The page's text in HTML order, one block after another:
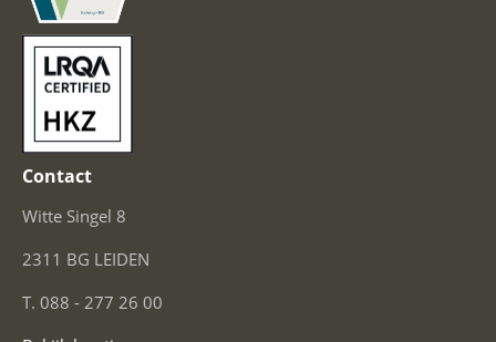
Contact
Witte Singel 8
2311 BG LEIDEN
T. 088 - 277 26 00